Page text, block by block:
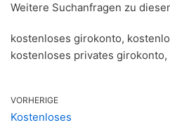
Weitere Suchanfragen zu
kostenloses girokonto,
kostenloses privates
VORHERIGE
Kostenloses